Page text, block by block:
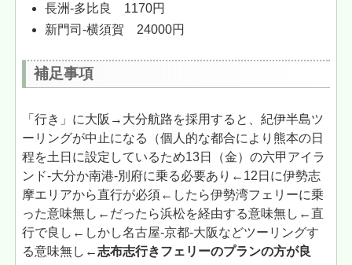
長洲-多比良 1170円
新門司-横須賀 24000円
補足事項
「行き」に大阪→大分航路を採用すると、紀伊半島ツ
ーリングが中止になる（個人的な都合により熊本の日
程を土日に設定しているため13日（金）の六甲アイラ
ンド-大分か南港-別府に乗る必要あり←12日に伊勢志
摩エリアから直行が必須←したら伊勢湾フェリーに乗
った意味無し←だったら浜松を経由する意味無し←直
行で良し←しかし名古屋-京都-大阪などツーリングす
る意味無し←志布志行きフェリーのプランの方が良